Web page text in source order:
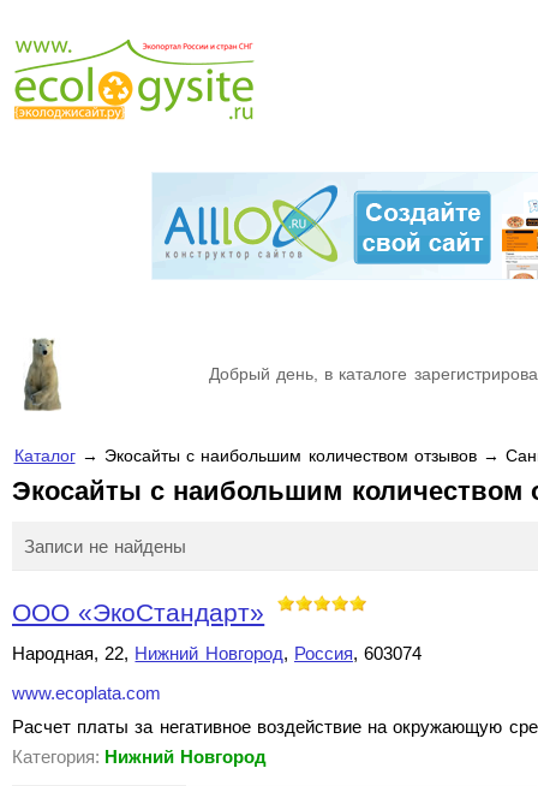
Добрый день, в каталоге
Каталог→ Экосайты с наибольшим количеством отзывов →
Экосайты с наибольшим количеством
Записи не найдены
ООО «ЭкоСтандарт»
Народная, 22, Нижний Новгород, Россия, 603074
www.ecoplata.com
Расчет платы за негативное воздействие на окружающую
Категория: Нижний Новгород